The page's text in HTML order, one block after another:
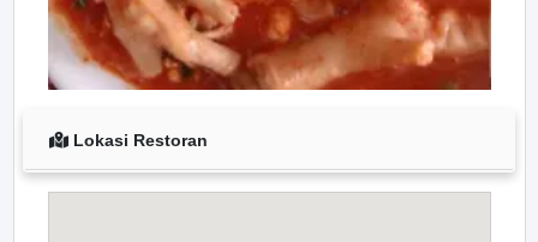
Lokasi Restoran